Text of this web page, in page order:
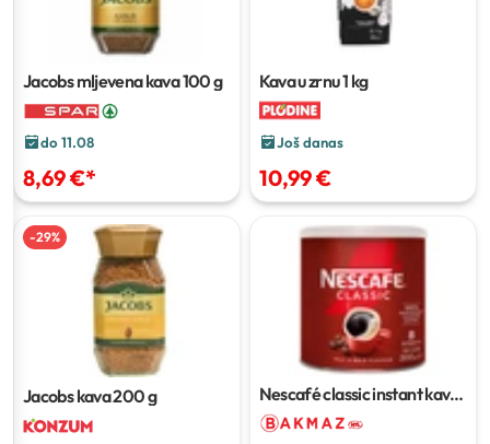
Jacobs mljevena kava100 g
do 11.08
8,69 €*
Kava u zrnu1 kg
Još danas
10,99 €
-29%
Jacobs kava200 g
Nescafé classic instant kava
200 g